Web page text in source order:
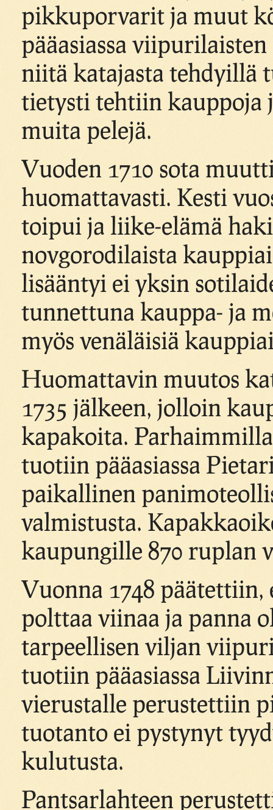
pikkuporvarit ja muut
pääasiassa
niitä katajasta tehdyillä
tietysti tehtiin
muita pelejä.
Vuoden 1710 sota
huomattavasti. Kesti
toipui ja liike-elämä
novgorodilaista
lisääntyi ei yksin
tunnettuna kauppa- ja
myös venäläisiä
Huomattavin muutos
1735 jälkeen, jolloin
kapakoita.
tuotiin pääasiassa
paikallinen
valmistusta.
kaupungille 870 ruplan
Vuonna 1748
polttaa viinaa ja panna
tarpeellisen viljan
tuotiin pääasiassa
vierustalle perustettiin
tuotanto ei pystynyt
kulutusta.
Pantsarlahteen